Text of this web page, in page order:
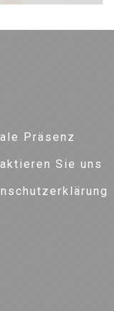
Präsenz
Sie uns